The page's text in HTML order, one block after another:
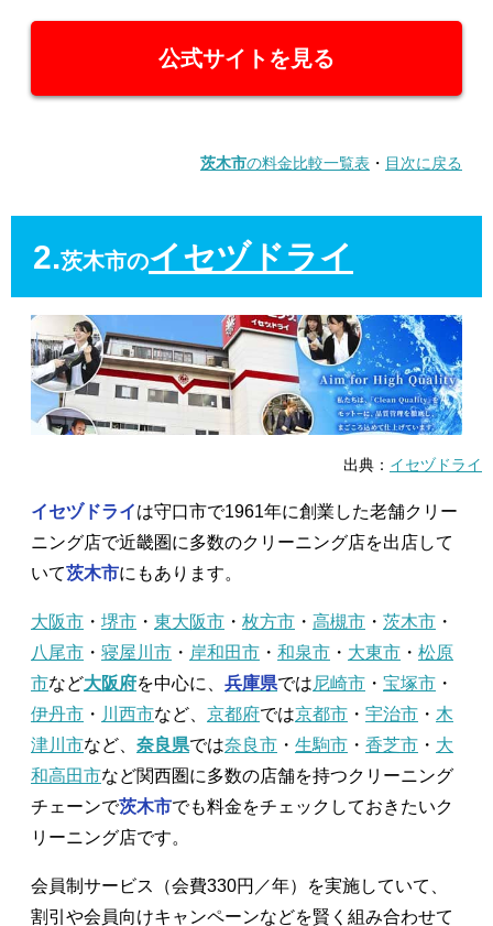
公式サイトを見る
茨木市の料金比較一覧表 ・ 目次に戻る
2.茨木市のイセヅドライ
出典： イセヅドライ
イセヅドライは守口市で1961年に創業した老舗クリー
ニング店で近畿圏に多数のクリーニング店を出店して
いて茨木市にもあります。
大阪市 ・ 堺市 ・ 東大阪市 ・ 枚方市 ・ 高槻市 ・ 茨木市 ・
八尾市 ・ 寝屋川市 ・ 岸和田市 ・ 和泉市 ・ 大東市 ・ 松原
市など大阪府を中心に、 兵庫県では尼崎市 ・ 宝塚市 ・
伊丹市 ・ 川西市など、 京都府では京都市 ・ 宇治市 ・ 木
津川市など、 奈良県では奈良市 ・ 生駒市 ・ 香芝市 ・ 大
和高田市など関西圏に多数の店舗を持つクリーニング
チェーンで茨木市でも料金をチェックしておきたいク
リーニング店です。
会員制サービス（会費330円／年）を実施していて、
割引や会員向けキャンペーンなどを賢く組み合わせて